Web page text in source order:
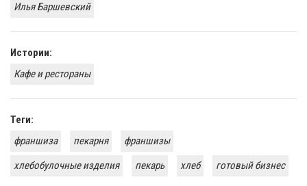
Илья Баршевский
Истории:
Кафе и рестораны
Теги:
франшиза
пекарня
франшизы
хлебобулочные изделия
пекарь хлеб готовый бизнес